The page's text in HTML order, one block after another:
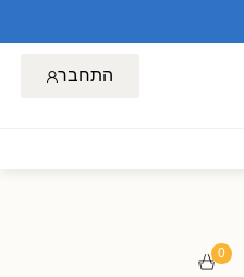
התחבר
0